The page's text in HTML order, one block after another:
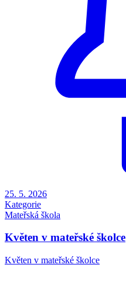
25. 5. 2026
Kategorie
Mateřská škola
Květen v mateřské školce
Květen v mateřské školce